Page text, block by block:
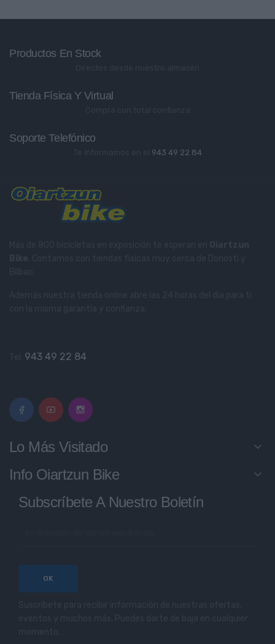
Productos En Stock
Tienda Física Y Virtual
Soporte Telefónico
943 49 22 84
943 49 22 84
Lo Más Visitado keyboard_arrow_down
Info Oiartzun Bike keyboard_arrow_down
Subscríbete A Nuestro Boletín